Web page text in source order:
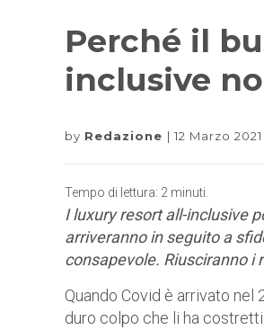
Perché il
inclusive
by Redazione 12 Marzo 2021
Tempo di lettura: 2 minuti.
I luxury resort all-inclusive
arriveranno in seguito a
consapevole. Riusciranno i
Quando Covid è arrivato
duro colpo che li ha